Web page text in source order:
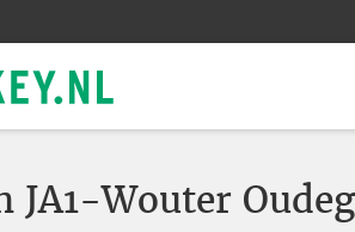
JA1-Wouter